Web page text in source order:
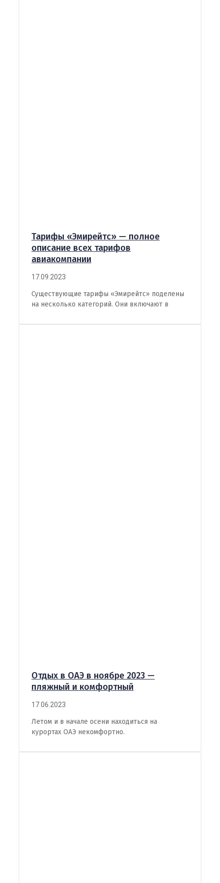
Тарифы «Эмирейтс» — полное
описание всех тарифов
авиакомпании
17.09.2023
Существующие тарифы «Эмирейтс» поделены
на несколько категорий. Они включают в
Отдых в ОАЭ в ноябре 2023 —
пляжный и комфортный
17.06.2023
Летом и в начале осени находиться на
курортах ОАЭ некомфортно.